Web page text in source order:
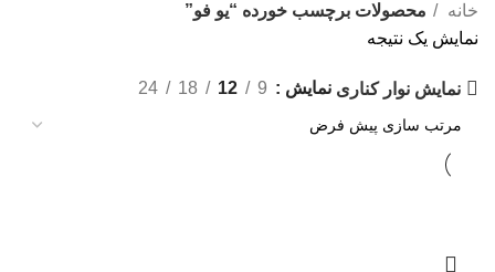
خانه
محصولات برچسب خورده “یو فو”
نمایش یک نتیجه
نمایش نوار کناری نمایش 9
12
18
24